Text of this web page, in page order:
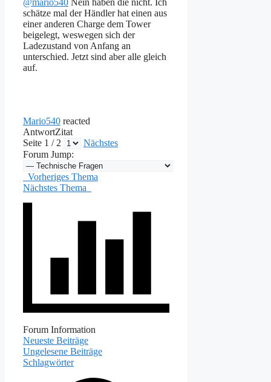
schätze mal der Händler hat einen aus
einer anderen Charge dem Tower
beigelegt, weswegen sich der
Ladezustand von Anfang an
unterschied. Jetzt sind aber alle gleich
auf.
Mario540 reacted
AntwortZitat
Seite 1 / 2
Nächstes
Forum Jump:
Vorheriges Thema
Nächstes Thema
Forum Information
Neueste Beiträge
Ungelesene Beiträge
Schlagwörter